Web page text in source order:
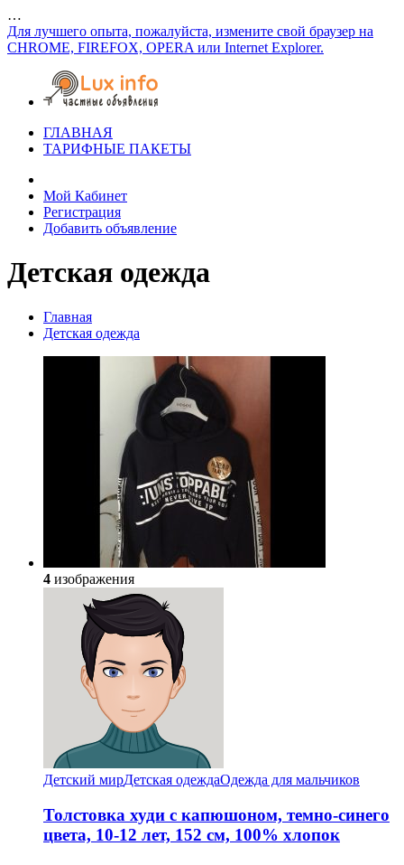
…
Для лучшего опыта, пожалуйста, измените свой браузер на
CHROME, FIREFOX, OPERA или Internet Explorer.
ГЛАВНАЯ
ТАРИФНЫЕ ПАКЕТЫ
Мой Кабинет
Регистрация
Добавить объявление
Детская одежда
Главная
Детская одежда
4 изображения
Детский мирДетская одеждаОдежда для мальчиков
Толстовка худи с капюшоном, темно-синего
цвета, 10-12 лет, 152 см, 100% хлопок